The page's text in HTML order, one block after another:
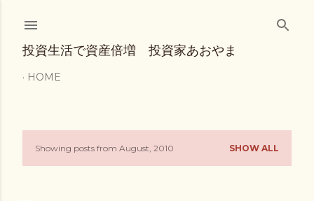
投資生活で資産倍増 投資家あおやま
HOME
PShowing posts from August, 2010 SHOW ALL